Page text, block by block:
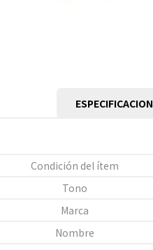
Condición del ítem
Tono
Marca
Nombre